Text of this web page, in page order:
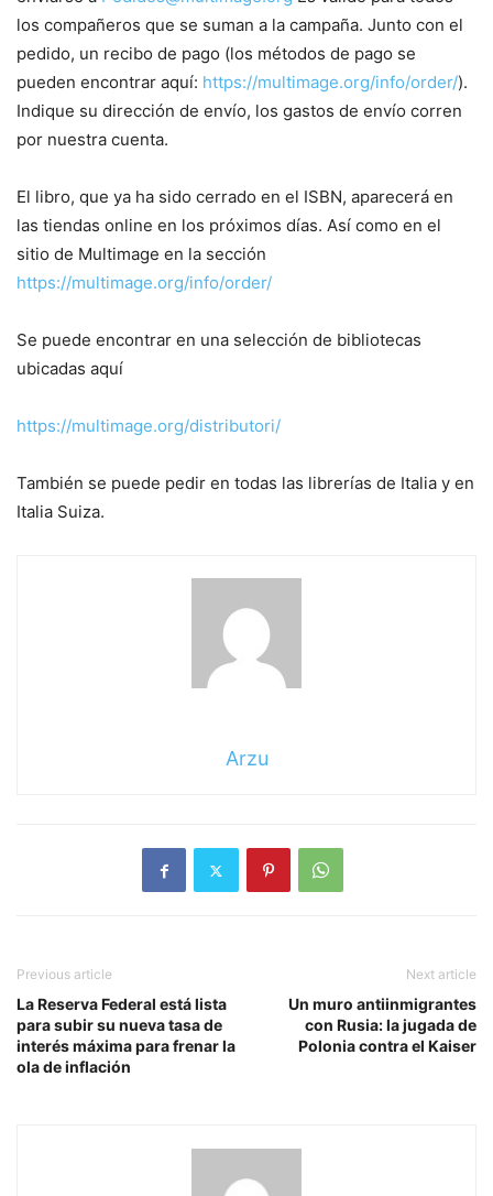
los compañeros que se suman a la campaña. Junto con el
pedido, un recibo de pago (los métodos de pago se
pueden encontrar aquí: https://multimage.org/info/order/).
Indique su dirección de envío, los gastos de envío corren
por nuestra cuenta.
El libro, que ya ha sido cerrado en el ISBN, aparecerá en
las tiendas online en los próximos días. Así como en el
sitio de Multimage en la sección
https://multimage.org/info/order/
Se puede encontrar en una selección de bibliotecas
ubicadas aquí
https://multimage.org/distributori/
También se puede pedir en todas las librerías de Italia y en
Italia Suiza.
Arzu
Previous article
La Reserva Federal está lista
para subir su nueva tasa de
interés máxima para frenar la
ola de inflación
Next article
Un muro antiinmigrantes
con Rusia: la jugada de
Polonia contra el Kaiser